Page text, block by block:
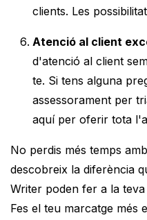
clients. Les
Atenció al client
d'atenció al client
te. Si tens alguna
assessorament per
aquí per oferir tota
No perdis més temps
descobreix la diferència
Writer poden fer a la
Fes el teu marcatge més